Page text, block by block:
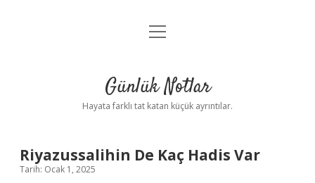
Anasayfa
Yasal Uyarı
menüyü
Günlük Notlar
Hayata farklı tat katan küçük ayrıntılar.
Riyazussalihin De Kaç Hadis Var
Tarih: Ocak 1, 2025